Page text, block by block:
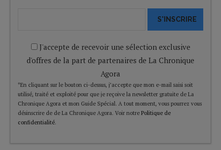
S'INSCRIRE
J'accepte de recevoir une sélection exclusive
d'offres de la part de partenaires de La Chronique
Agora
*En cliquant sur le bouton ci-dessus, j’accepte que mon e-mail saisi soit
utilisé, traité et exploité pour que je reçoive la newsletter gratuite de La
Chronique Agora et mon Guide Spécial. A tout moment, vous pourrez vous
désinscrire de de La Chronique Agora. Voir notre Politique de
confidentialité.